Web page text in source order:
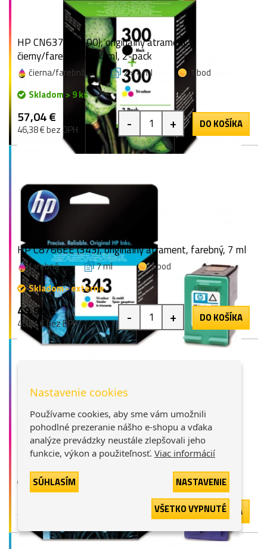
HP CN637EE (300), originálny atrament,
čierny/farebný, 2 × 4 ml, 2-pack
čierna/farebná 2 × 4 ml
1 bod
Skladom > 9 ks
57,04 €
46,38 € bez DPH - + DO KOŠÍKA
HP C8766EE (343), originálny atrament, farebný, 7 ml
farebná 7 ml
1 bod
Skladom - externe
49,96 €
40,61 € bez DPH - + DO KOŠÍKA
HP C9352AE (22), originálny atrament, farebný, 5 ml
farebná 5 ml
1 bod
Nedostupné
32,38 € bez DPH + DO KOŠÍKA
Nastavenie cookies
Používame cookies, aby sme vám umožnili
pohodlné prezeranie nášho e-shopu a vďaka
analýze prevádzky neustále zlepšovali jeho
funkcie, výkon a použiteľnosť. Viac informácií
SÚHLASÍM
NASTAVENIE
VŠETKO VYPNUTÉ